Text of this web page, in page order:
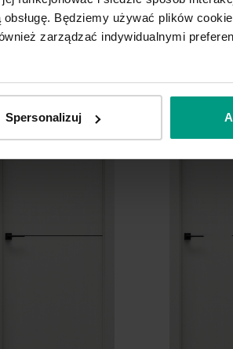
Będziemy używać plików
zarządzać indywidualnymi
Spersonalizuj
Biały